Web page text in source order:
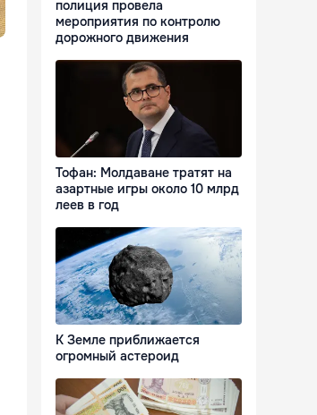
полиция провела
мероприятия по контролю
дорожного движения
Тофан: Молдаване тратят на
азартные игры около 10 млрд
леев в год
К Земле приближается
огромный астероид